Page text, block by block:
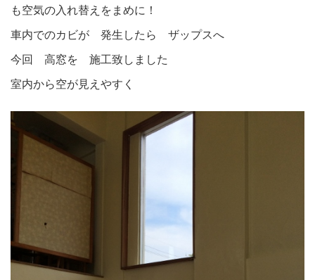
も空気の入れ替えをまめに！
車内でのカビが 発生したら ザップスへ
今回 高窓を 施工致しました
室内から空が見えやすく